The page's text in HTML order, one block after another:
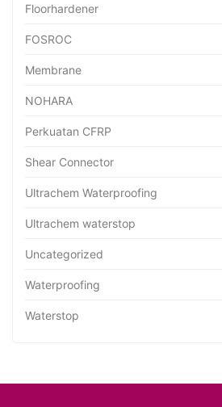
Floorhardener
FOSROC
Membrane
NOHARA
Perkuatan CFRP
Shear Connector
Ultrachem Waterproofing
Ultrachem waterstop
Uncategorized
Waterproofing
Waterstop